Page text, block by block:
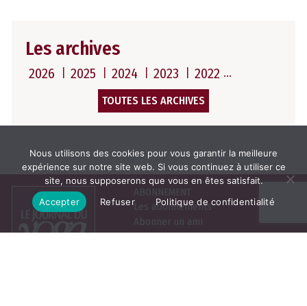
Les archives
2026 2025 2024 2023 2022
TOUTES LES ARCHIVES
ABONNEMENT
Les abonnements
Abonner un ami
Se connecter
Nous utilisons des cookies pour vous garantir la meilleure
expérience sur notre site web. Si vous continuez à utiliser ce
site, nous supposerons que vous en êtes satisfait.
Accepter
Refuser Politique de confidentialité